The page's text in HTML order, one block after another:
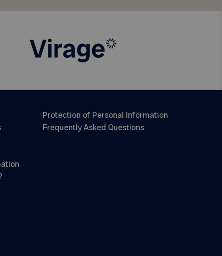
Protection of Personal Information
Frequently Asked Questions